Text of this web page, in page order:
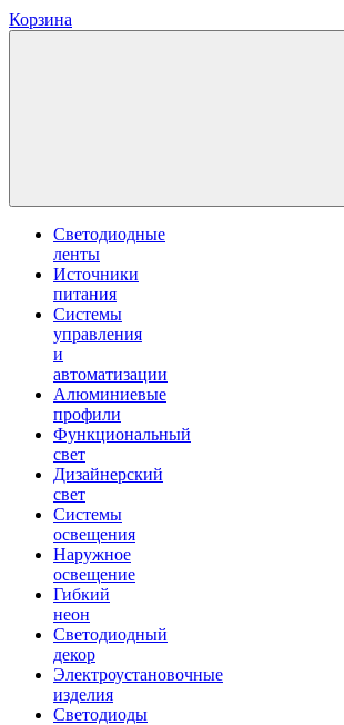
Корзина
Светодиодные
ленты
Источники
питания
Системы
управления
и
автоматизации
Алюминиевые
профили
Функциональный
свет
Дизайнерский
свет
Системы
освещения
Наружное
освещение
Гибкий
неон
Светодиодный
декор
Электроустановочные
изделия
Светодиоды